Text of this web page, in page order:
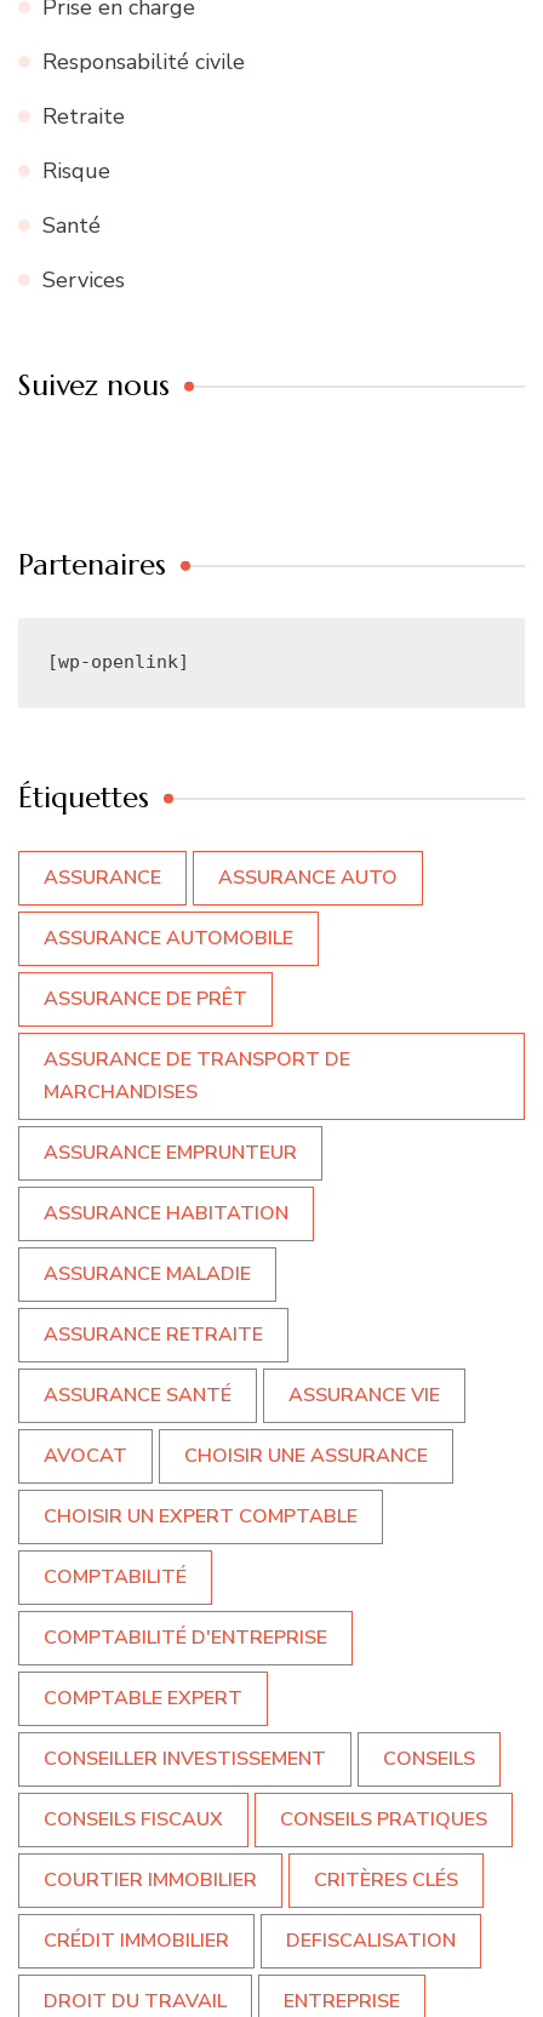
Prise en charge
Responsabilité civile
Retraite
Risque
Santé
Services
Suivez nous
Partenaires
[wp-openlink]
Étiquettes
ASSURANCE ASSURANCE AUTO
ASSURANCE AUTOMOBILE
ASSURANCE DE PRÊT
ASSURANCE DE TRANSPORT DE
MARCHANDISES
ASSURANCE EMPRUNTEUR
ASSURANCE HABITATION
ASSURANCE MALADIE
ASSURANCE RETRAITE
ASSURANCE SANTÉ ASSURANCE VIE
AVOCAT CHOISIR UNE ASSURANCE
CHOISIR UN EXPERT COMPTABLE
COMPTABILITÉ
COMPTABILITÉ D'ENTREPRISE
COMPTABLE EXPERT
CONSEILLER INVESTISSEMENT CONSEILS
CONSEILS FISCAUX CONSEILS PRATIQUES
COURTIER IMMOBILIER CRITÈRES CLÉS
CRÉDIT IMMOBILIER DEFISCALISATION
DROIT DU TRAVAIL ENTREPRISE